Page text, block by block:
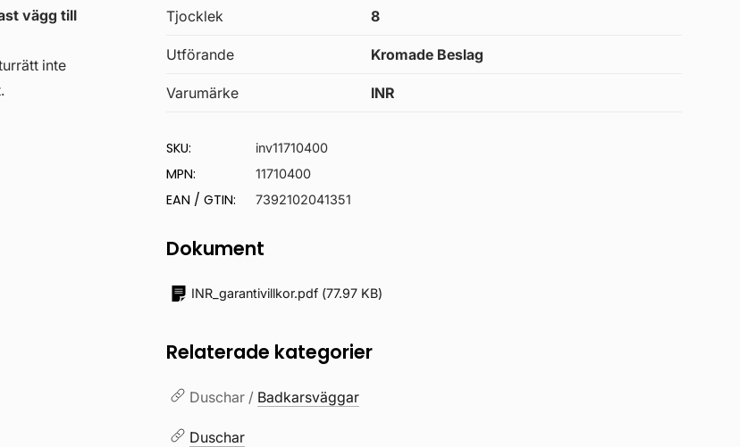
vägg till
inte
Tjocklek 8
Utförande Kromade Beslag
Varumärke INR
SKU: inv11710400
MPN: 11710400
EAN / GTIN: 7392102041351
Dokument
INR_garantivillkor.pdf (77.97 KB)
Relaterade kategorier
Duschar / Badkarsväggar
Duschar